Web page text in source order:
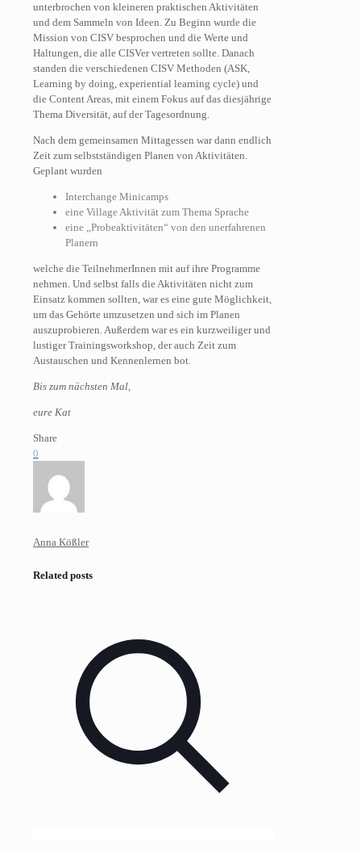
unterbrochen von kleineren praktischen Aktivitäten
und dem Sammeln von Ideen. Zu Beginn wurde die
Mission von CISV besprochen und die Werte und
Haltungen, die alle CISVer vertreten sollte. Danach
standen die verschiedenen CISV Methoden (ASK,
Learning by doing, experiential learning cycle) und
die Content Areas, mit einem Fokus auf das diesjährige
Thema Diversität, auf der Tagesordnung.
Nach dem gemeinsamen Mittagessen war dann endlich
Zeit zum selbstständigen Planen von Aktivitäten.
Geplant wurden
Interchange Minicamps
eine Village Aktivität zum Thema Sprache
eine „Probeaktivitäten“ von den unerfahrenen
Planern
welche die TeilnehmerInnen mit auf ihre Programme
nehmen. Und selbst falls die Aktivitäten nicht zum
Einsatz kommen sollten, war es eine gute Möglichkeit,
um das Gehörte umzusetzen und sich im Planen
auszuprobieren. Außerdem war es ein kurzweiliger und
lustiger Trainingsworkshop, der auch Zeit zum
Austauschen und Kennenlernen bot.
Bis zum nächsten Mal,
eure Kat
Share
0
Anna Kößler
Related posts